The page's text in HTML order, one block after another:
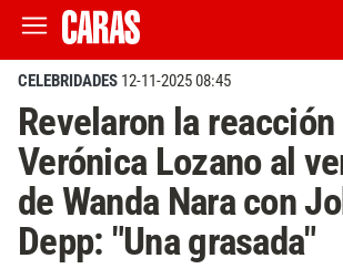
CELEBRIDADES 12-11-2025 08:45
Revelaron la reacción
Verónica Lozano al
de Wanda Nara con
Depp: "Una grasada"